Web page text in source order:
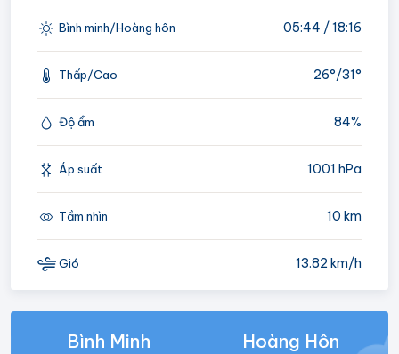
Bình minh/Hoàng hôn 05:44 / 18:16
Thấp/Cao 26°/31°
Độ ẩm 84%
Áp suất 1001 hPa
Tầm nhìn 10 km
Gió 13.82 km/h
Bình Minh Hoàng Hôn